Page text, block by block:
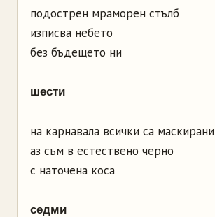
подострен мраморен стълб
изписва небето
без бъдещето ни
шести
на карнавала всички са маскирани
аз съм в естествено черно
с наточена коса
седми